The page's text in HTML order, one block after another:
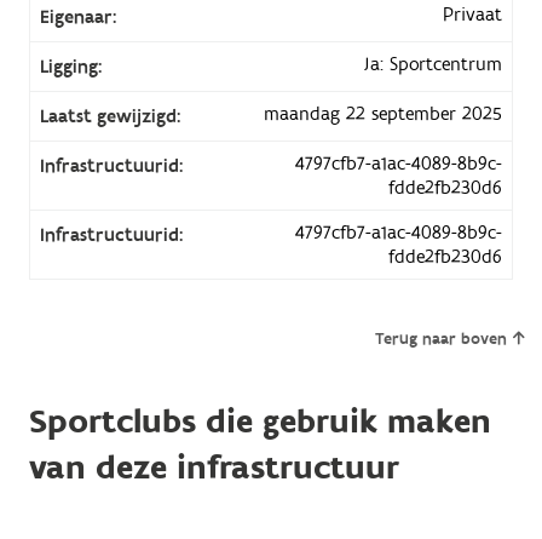
Eigenaar: Privaat
Ligging: Ja: Sportcentrum
Laatst gewijzigd: maandag 22 september 2025
Infrastructuurid:
4797cfb7-a1ac-4089-8b9c-
fdde2fb230d6
Infrastructuurid:
4797cfb7-a1ac-4089-8b9c-
fdde2fb230d6
Terug naar boven
Sportclubs die gebruik maken
van deze infrastructuur